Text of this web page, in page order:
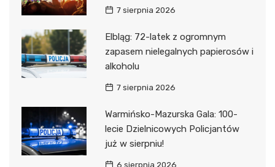
7 sierpnia 2026
Elbląg: 72-latek z ogromnym
zapasem nielegalnych papierosów i
alkoholu
7 sierpnia 2026
Warmińsko-Mazurska Gala: 100-
lecie Dzielnicowych Policjantów
już w sierpniu!
6 sierpnia 2026